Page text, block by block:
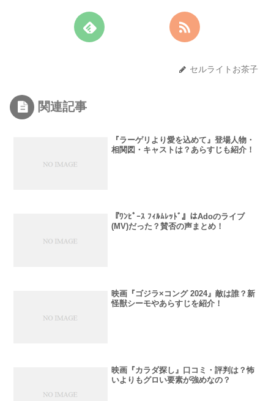
セルライトお茶子
関連記事
『ラーゲリより愛を込めて』登場人物・
相関図・キャストは？あらすじも紹介！
『ﾜﾝﾋﾟｰｽ ﾌｨﾙﾑﾚｯﾄﾞ』はAdoのライブ
(MV)だった？賛否の声まとめ！
映画『ゴジラ×コング 2024』敵は誰？新
怪獣シーモやあらすじを紹介！
映画『カラダ探し』口コミ・評判は？怖
いよりもグロい要素が強めなの？